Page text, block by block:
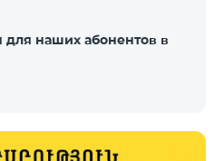
наших абонентов в